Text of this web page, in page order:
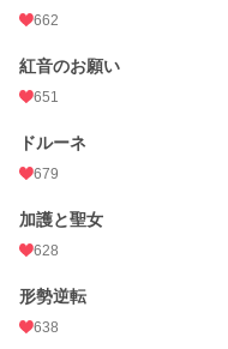
662
紅音のお願い
651
ドルーネ
679
加護と聖女
628
形勢逆転
638